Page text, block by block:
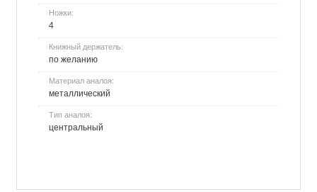
Ножки:
4
Книжный держатель:
по желанию
Материал аналоя:
металлический
Тип аналоя:
центральный